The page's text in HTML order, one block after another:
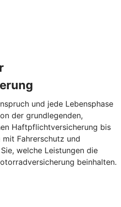
und jede Lebensphase
der grundlegenden,
Haftpflichtversicherung bis
Fahrerschutz und
welche Leistungen die
beinhalten.